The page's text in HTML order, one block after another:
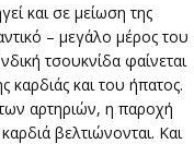
και σε μείωση της
– μεγάλο μέρος του
τσουκνίδα φαίνεται
καρδιάς και του ήπατος.
αρτηριών, η παροχή
βελτιώνονται. Και